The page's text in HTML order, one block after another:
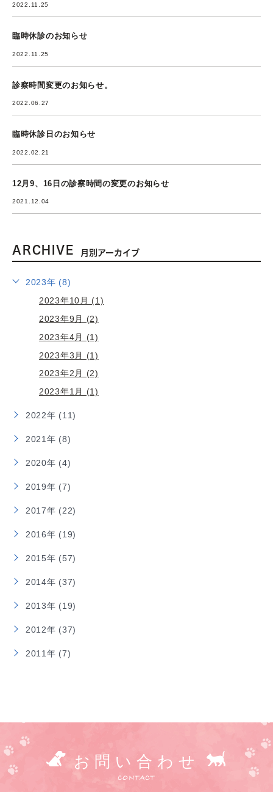
2022.11.25
臨時休診のお知らせ
2022.11.25
診察時間変更のお知らせ。
2022.06.27
臨時休診日のお知らせ
2022.02.21
12月9、16日の診察時間の変更のお知らせ
2021.12.04
ARCHIVE 月別アーカイブ
2023年 (8)
2023年10月 (1)
2023年9月 (2)
2023年4月 (1)
2023年3月 (1)
2023年2月 (2)
2023年1月 (1)
2022年 (11)
2021年 (8)
2020年 (4)
2019年 (7)
2017年 (22)
2016年 (19)
2015年 (57)
2014年 (37)
2013年 (19)
2012年 (37)
2011年 (7)
お問い合わせ
CONTACT